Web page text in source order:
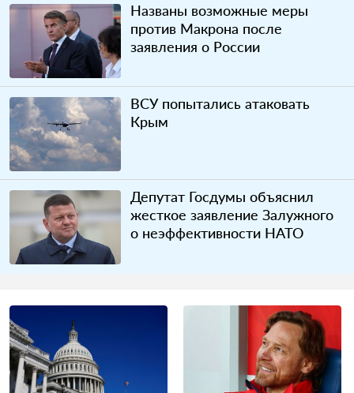
Названы возможные меры
против Макрона после
заявления о России
ВСУ попытались атаковать
Крым
Депутат Госдумы объяснил
жесткое заявление Залужного
о неэффективности НАТО